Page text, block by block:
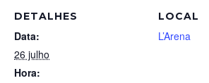
DETALHES
Data:
26 julho
Hora:
LOCAL
L’Arena